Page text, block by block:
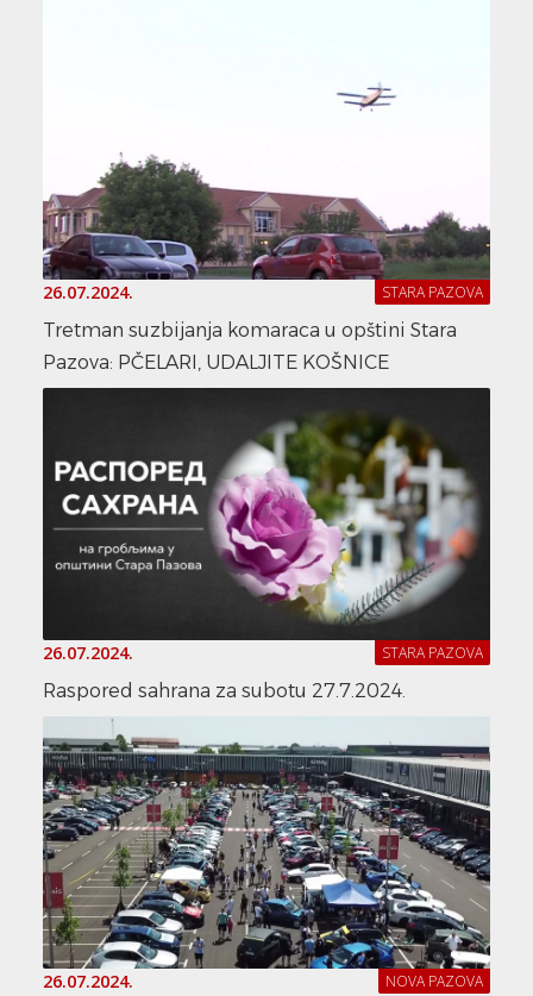
26.07.2024. STARA PAZOVA
Tretman suzbijanja komaraca u opštini Stara
Pazova: PČELARI, UDALJITE KOŠNICE
26.07.2024. STARA PAZOVA
Raspored sahrana za subotu 27.7.2024.
26.07.2024. NOVA PAZOVA